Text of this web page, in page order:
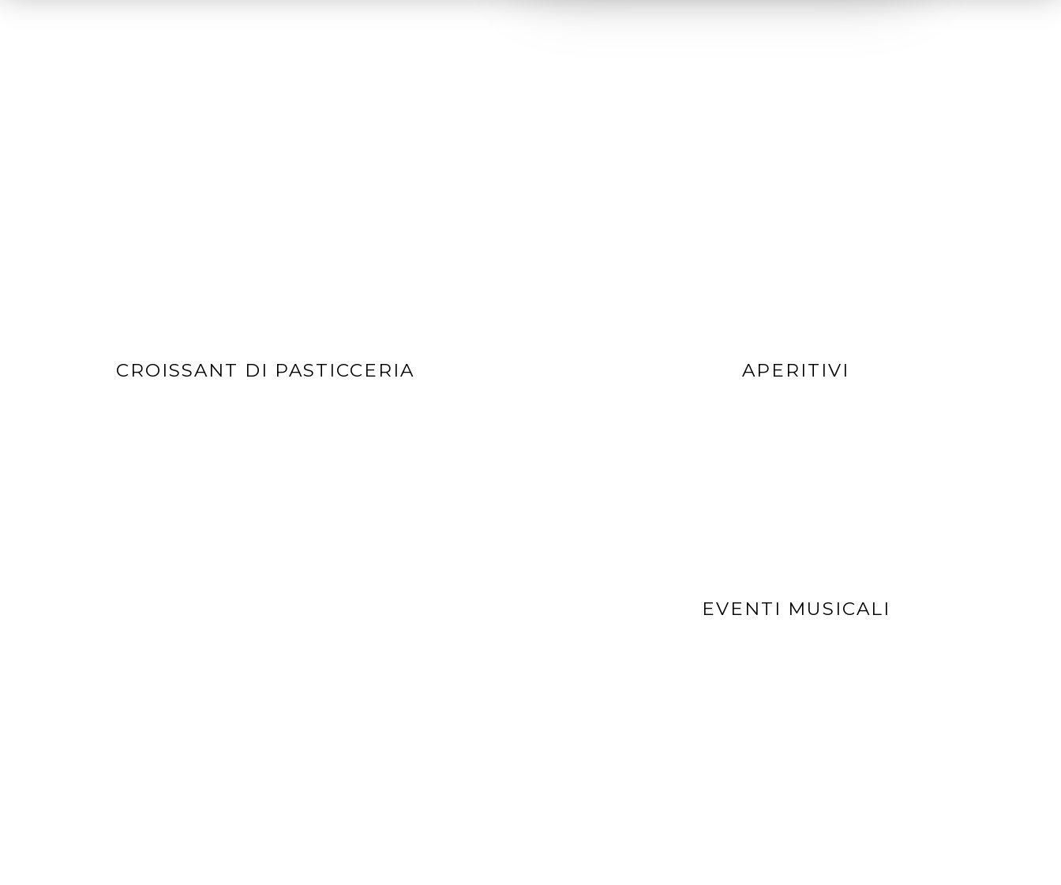
CROISSANT DI PASTICCERIA APERITIVI
EVENTI MUSICALI